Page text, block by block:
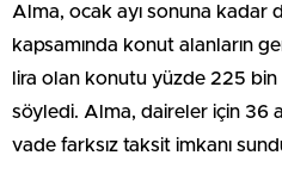
Alma, ocak ayı sonuna kadar
kapsamında konut alanların
lira olan konutu yüzde 225 bin
söyledi. Alma, daireler için 36
vade farksız taksit imkanı